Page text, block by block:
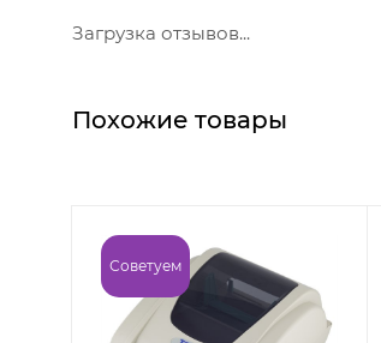
Загрузка отзывов...
Похожие товары
Советуем